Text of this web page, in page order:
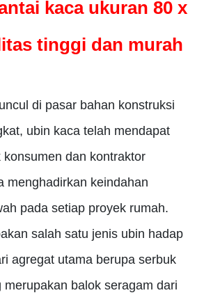
kaca ukuran 80 x
tinggi dan murah
di pasar bahan konstruksi
ubin kaca telah mendapat
dan kontraktor
menghadirkan keindahan
pada setiap proyek rumah.
salah satu jenis ubin hadap
agregat utama berupa serbuk
merupakan balok seragam dari